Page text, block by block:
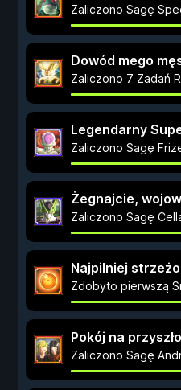
Zaliczono Sagę
Dowód mego
Zaliczono 7 Zadań
Legendarny
Zaliczono Sagę
Żegnajcie,
Zaliczono Sagę
Najpilniej
Zdobyto pierwszą
Pokój na
Zaliczono Sagę